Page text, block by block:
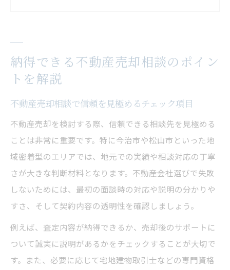
準
口コミを活用した不動産売却相談の賢い進
地元密着で安心できる不動産売却の進行手
順
不動産売却を成功させる相談実例と注意点
対応の丁寧な不動産会社の見分け方
査定結果や対応で比較する不動産売却のコ
ツ
不動産売却を成功へ導く相談先選びのコツ
納得できる不動産売却相談のポイン
トを解説
不動産売却相談で信頼を見極めるチェック項目
不動産売却を検討する際、信頼できる相談先を見極める
ことは非常に重要です。特に今治市や松山市といった地
域密着型のエリアでは、地元での実績や相談対応の丁寧
さが大きな判断材料となります。不動産会社選びで失敗
しないためには、最初の面談時の対応や説明の分かりや
すさ、そして契約内容の透明性を確認しましょう。
例えば、査定内容が納得できるか、売却後のサポートに
ついて誠実に説明があるかをチェックすることが大切で
す。また、必要に応じて宅地建物取引士などの専門資格